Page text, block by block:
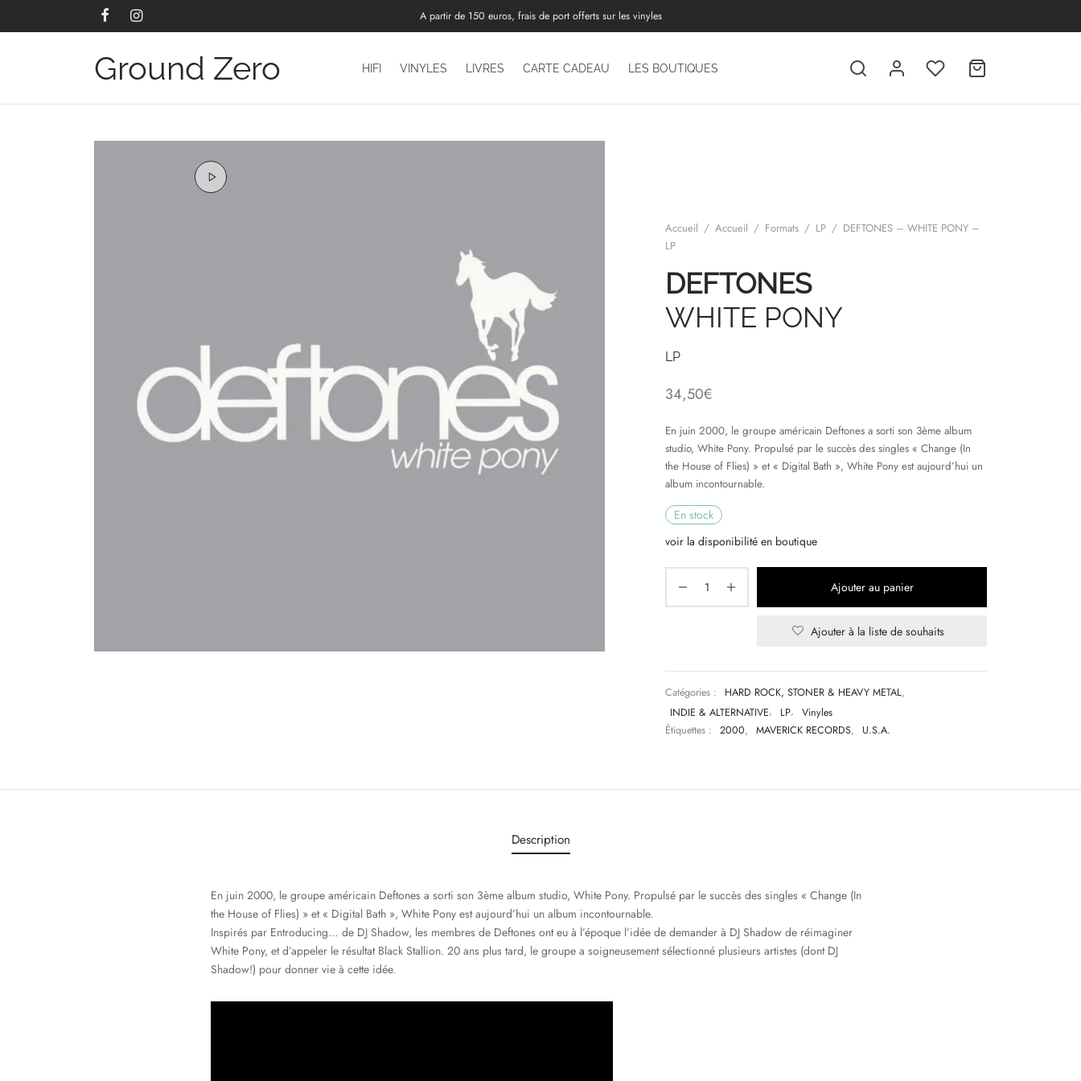
A partir de 150 euros, frais de port offerts sur les vinyles
Ground Zero HIFI VINYLES LIVRES CARTE CADEAU LES BOUTIQUES
Accueil / Accueil / Formats / LP / DEFTONES – WHITE PONY –
LP
DEFTONES
WHITE PONY
LP
34,50€
En juin 2000, le groupe américain Deftones a sorti son 3ème album
studio, White Pony. Propulsé par le succès des singles « Change (In
the House of Flies) » et « Digital Bath », White Pony est aujourd’hui un
album incontournable.
En stock
voir la disponibilité en boutique
Ajouter au panier
Ajouter à la liste de souhaits
Catégories : HARD ROCK, STONER & HEAVY METAL,
INDIE & ALTERNATIVE, LP,
Vinyles
Étiquettes :
2000, MAVERICK RECORDS, U.S.A.
Description
En juin 2000, le groupe américain Deftones a sorti son 3ème album studio, White Pony. Propulsé par le succès des singles « Change (In
the House of Flies) » et « Digital Bath », White Pony est aujourd’hui un album incontournable.
Inspirés par Entroducing… de DJ Shadow, les membres de Deftones ont eu à l’époque l’idée de demander à DJ Shadow de réimaginer
White Pony, et d’appeler le résultat Black Stallion. 20 ans plus tard, le groupe a soigneusement sélectionné plusieurs artistes (dont DJ
Shadow!) pour donner vie à cette idée.